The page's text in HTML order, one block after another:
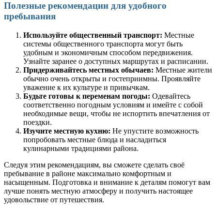
Полезные рекомендации для удобного
пребывания
Используйте общественный транспорт: Местные
системы общественного транспорта могут быть
удобным и экономичным способом передвижения.
Узнайте заранее о доступных маршрутах и расписании.
Придерживайтесь местных обычаев: Местные жители
обычно очень открыты и гостеприимны. Проявляйте
уважение к их культуре и привычкам.
Будьте готовы к переменам погоды: Одевайтесь
соответственно погодным условиям и имейте с собой
необходимые вещи, чтобы не испортить впечатления от
поездки.
Изучите местную кухню: Не упустите возможность
попробовать местные блюда и насладиться
кулинарными традициями района.
Следуя этим рекомендациям, вы сможете сделать своё
пребывание в районе максимально комфортным и
насыщенным. Подготовка и внимание к деталям помогут вам
лучше понять местную атмосферу и получить настоящее
удовольствие от путешествия.